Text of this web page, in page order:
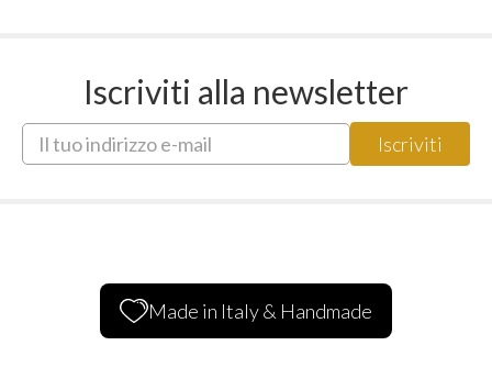
Iscriviti alla newsletter
Made in Italy & Handmade